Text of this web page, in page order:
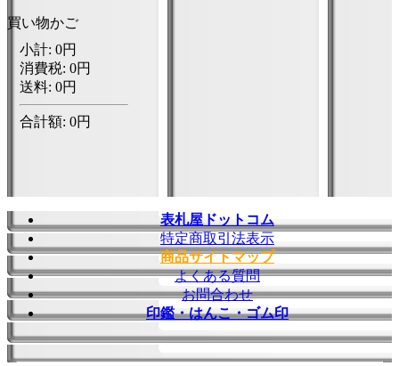
買い物かご
表札屋ドットコム
特定商取引法表示
商品サイトマップ
よくある質問
お問合わせ
印鑑・はんこ・ゴム印